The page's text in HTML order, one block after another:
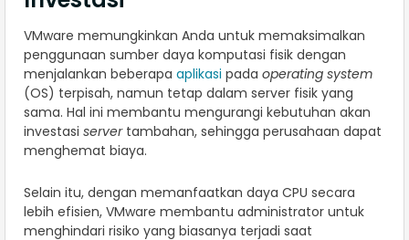
VMware memungkinkan Anda untuk memaksimalkan
penggunaan sumber daya komputasi fisik dengan
menjalankan beberapa aplikasi pada operating system
(OS) terpisah, namun tetap dalam server fisik yang
sama. Hal ini membantu mengurangi kebutuhan akan
investasi servertambahan, sehingga perusahaan dapat
menghemat biaya.
Selain itu, dengan memanfaatkan daya CPU secara
lebih efisien, VMware membantu administrator untuk
menghindari risiko yang biasanya terjadi saat